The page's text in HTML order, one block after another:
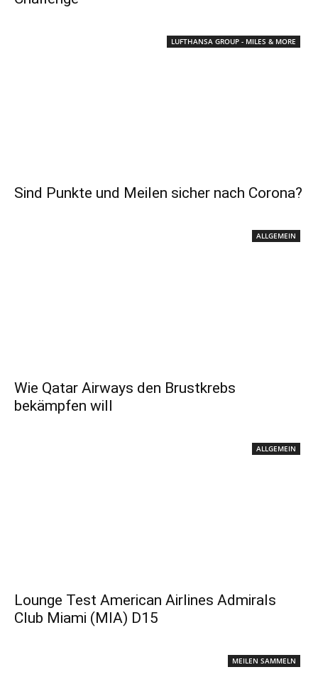
LUFTHANSA GROUP - MILES & MORE
Sind Punkte und Meilen sicher nach Corona?
ALLGEMEIN
Wie Qatar Airways den Brustkrebs
bekämpfen will
ALLGEMEIN
Lounge Test American Airlines Admirals
Club Miami (MIA) D15
MEILEN SAMMELN